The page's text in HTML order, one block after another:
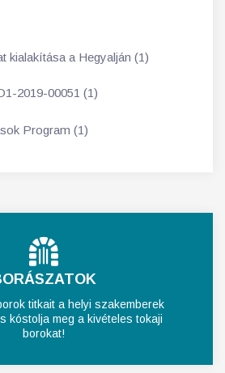
kialakítása a Hegyalján (1)
2019-00051 (1)
Program (1)
titkait a helyi szakemberek
kóstolja meg a kivételes tokaji
borokat!